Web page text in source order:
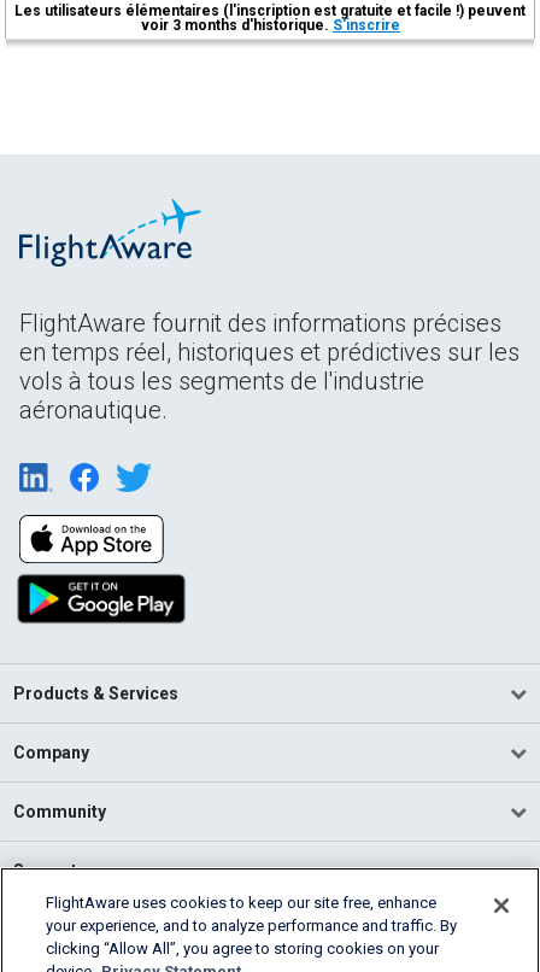
Les utilisateurs élémentaires (l'inscription est gratuite et facile !) peuvent
voir 3 months d'historique. S'inscrire
FlightAware fournit des informations précises
en temps réel, historiques et prédictives sur les
vols à tous les segments de l'industrie
aéronautique.
Products & Services
Company
Community
Support
English (USA)
2026 FlightAware
FlightAware uses cookies to keep our site free, enhance
your experience, and to analyze performance and traffic. By
clicking “Allow All”, you agree to storing cookies on your